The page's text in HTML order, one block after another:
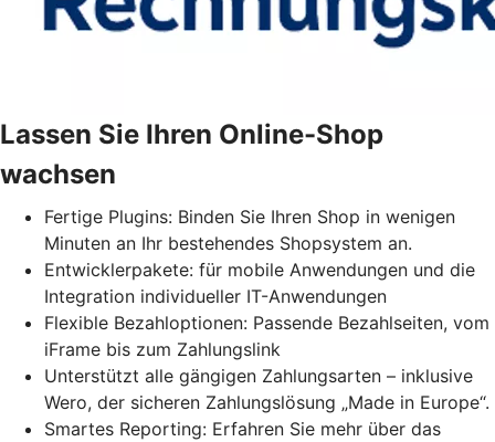
Lassen Sie Ihren Online-Shop
wachsen
Fertige Plugins: Binden Sie Ihren Shop in wenigen
Minuten an Ihr bestehendes Shopsystem an.
Entwicklerpakete: für mobile Anwendungen und die
Integration individueller IT-Anwendungen
Flexible Bezahloptionen: Passende Bezahlseiten, vom
iFrame bis zum Zahlungslink
Unterstützt alle gängigen Zahlungsarten – inklusive
Wero, der sicheren Zahlungslösung „Made in Europe“.
Smartes Reporting: Erfahren Sie mehr über das